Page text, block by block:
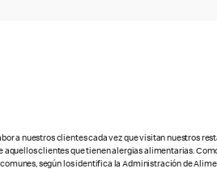
a nuestros clientes cada vez que visitan nuestros
aquellos clientes que tienen alergias alimentarias.
según los identifica la Administración de